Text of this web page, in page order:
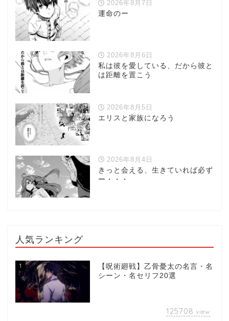
2026年8月7日
運命のー
2026年8月6日
私は彼を愛している、だから彼と
は距離を置こう
2026年8月5日
エリスと家族になろう
2026年8月4日
きっと会える、生きていれば必ず
ー・・・
人気ランキング
1
【呪術廻戦】乙骨憂太の名言・名
シーン・名セリフ20選
125708 view